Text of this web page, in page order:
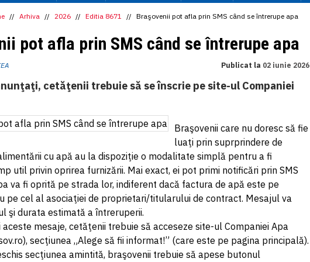
1 CHF= 5.2813 RON
1 CNY= 0.6015 RON
1 DKK
= 0.6668 RON
1 EGP= 0.0860 RON
1 KRW = 0.3047 RON
1 NOK = 0.4191 RON
1 NZD= 2.6097 RON
= 1.1646 RON
= 0.0425 RON
1 RUB= 0.0530 RON
1 SEK= 0.4526 RON
1 TRY= 0.1141 RON
1 UAH = 0.1048 RON
1 XDR = 5.9383 RON
1 ZAR
// Arhiva // 2026 // Editia 8671 // Braşovenii pot afla prin SMS când se întrerupe apa
pot afla prin SMS când se întrerupe apa
Publicat la 02 iunie 2026
cetăţenii trebuie să se înscrie pe site-ul Companiei
Braşovenii care nu doresc să fie
luaţi prin suprprindere de
cu apă au la dispoziţie o modalitate simplă pentru a fi
util privin oprirea furnizării. Mai exact, ei pot primi notificări prin SMS
va fi oprită pe strada lor, indiferent dacă factura de apă este pe
pe cel al asociaţiei de proprietari/titularului de contract. Mesajul va
şi durata estimată a întreruperii.
aceste mesaje, cetăţenii trebuie să acceseze site-ul Companiei Apa
secţiunea „Alege să fii informat!” (care este pe pagina principală).
secţiunea amintită, braşovenii trebuie să apese butonul